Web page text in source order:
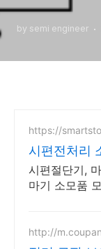
by semi engineer
https://
시편전처리
파트라인!
시편절단기,
마기 소모품
http://